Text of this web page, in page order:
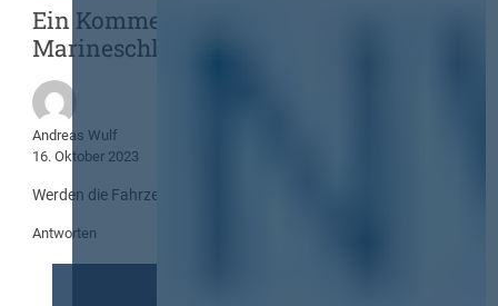
Ein Kommentar zu „Ausmusterung der
Marineschlepper bis 2025“
Andreas Wulf
16. Oktober 2023
Werden die Fahrzeuge dann über die VEBEG veräußert?
Antworten